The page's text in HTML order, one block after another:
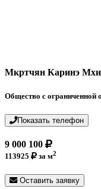
Мкртчян Каринэ
Общество с ограниченной
Показать телефон
9 000 100
113925 за м2
Оставить заявку